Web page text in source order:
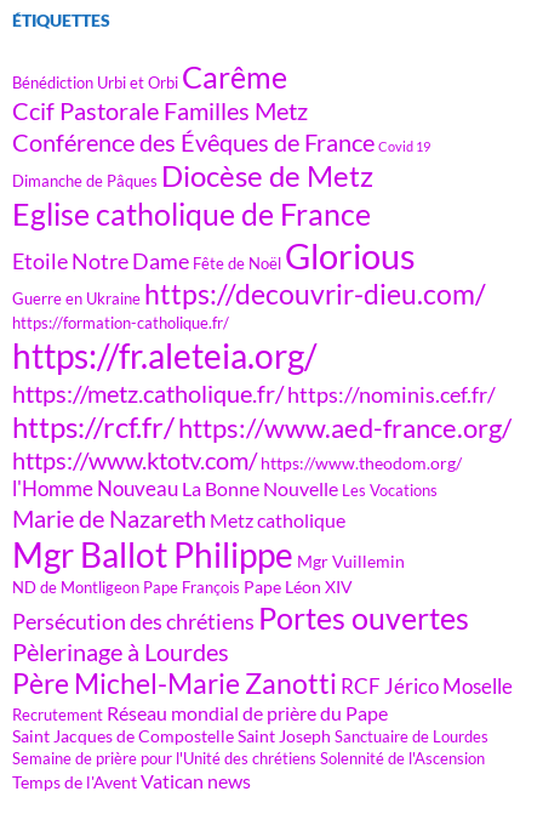
ÉTIQUETTES
Bénédiction Urbi et Orbi Carême
Ccif Pastorale Familles Metz
Conférence des Évêques de France Covid 19
Dimanche de Pâques Diocèse de Metz
Eglise catholique de France
Etoile Notre Dame Fête de Noël Glorious
Guerre en Ukraine https://decouvrir-dieu.com/
https://formation-catholique.fr/
https://fr.aleteia.org/
https://metz.catholique.fr/https://nominis.cef.fr/
https://rcf.fr/https://www.aed-france.org/
https://www.ktotv.com/ https://www.theodom.org/
l'Homme Nouveau La Bonne Nouvelle Les Vocations
Marie de Nazareth Metz catholique
Mgr Ballot Philippe Mgr Vuillemin
ND de Montligeon Pape François Pape Léon XIV
Persécution des chrétiens Portes ouvertes
Pèlerinage à Lourdes
Père Michel-Marie Zanotti RCF Jérico Moselle
Recrutement Réseau mondial de prière du Pape
Saint Jacques de CompostelleSaint Joseph Sanctuaire de Lourdes
Semaine de prière pour l'Unité des chrétiens Solennité de l'Ascension
Temps de l'AventVatican news